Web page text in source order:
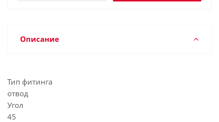
Описание
Тип фитинга
отвод
Угол
45